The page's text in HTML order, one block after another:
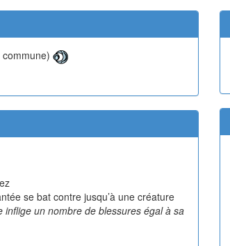
se bat contre jusqu’à une créature
inflige un nombre de blessures égal à sa